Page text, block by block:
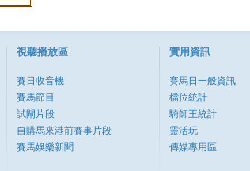
視聽播放區
賽日收音機
賽馬節目
試閘片段
自購馬來港前賽事片段
賽馬娛樂新聞
實用資訊
賽馬日一般資訊
檔位統計
騎師王統計
靈活玩
傳媒專用區